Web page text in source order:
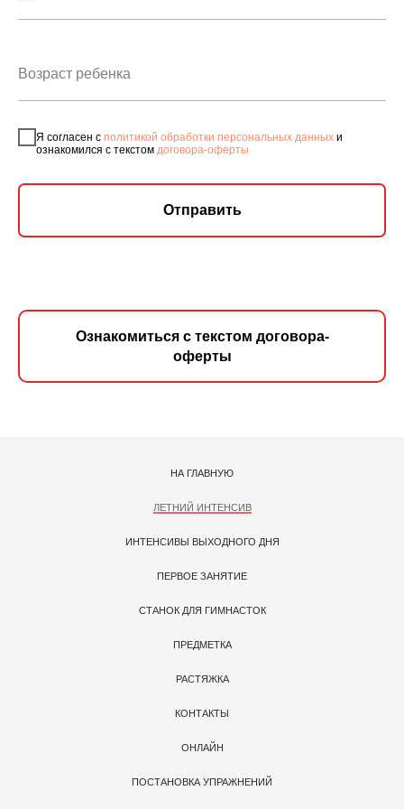
Я согласен с политикой обработки персональных данных и
ознакомился с текстом договора-оферты
Отправить
Ознакомиться с текстом договора-
оферты
НА ГЛАВНУЮ
ЛЕТНИЙ ИНТЕНСИВ
ИНТЕНСИВЫ ВЫХОДНОГО ДНЯ
ПЕРВОЕ ЗАНЯТИЕ
СТАНОК ДЛЯ ГИМНАСТОК
ПРЕДМЕТКА
РАСТЯЖКА
КОНТАКТЫ
ОНЛАЙН
ПОСТАНОВКА УПРАЖНЕНИЙ